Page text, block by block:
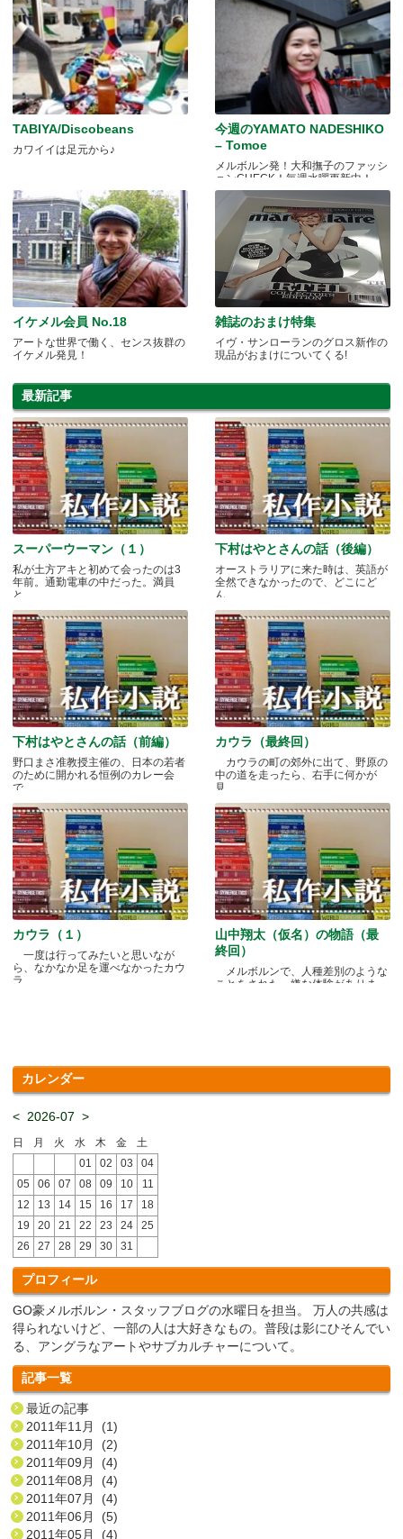
TABIYA/Discobeans
カワイイは足元から♪
今週のYAMATO NADESHIKO
– Tomoe
メルボルン発！大和撫子のファッシ
ョンCHECK！毎週水曜更新中！
イケメル会員 No.18
アートな世界で働く、センス抜群の
イケメル発見！
雑誌のおまけ特集
イヴ・サンローランのグロス新作の
現品がおまけについてくる!
最新記事
スーパーウーマン（１）
私が土方アキと初めて会ったのは3
年前。通勤電車の中だった。満員
と.....
下村はやとさんの話（後編）
オーストラリアに来た時は、英語が
全然できなかったので、どこにど
ん.....
下村はやとさんの話（前編）
野口まさ准教授主催の、日本の若者
のために開かれる恒例のカレー会
で.....
カウラ（最終回）
カウラの町の郊外に出て、野原の
中の道を走ったら、右手に何かが
見.....
カウラ（１）
一度は行ってみたいと思いなが
ら、なかなか足を運べなかったカウ
ラ.....
山中翔太（仮名）の物語（最
終回）
メルボルンで、人種差別のような
ことをされた、嫌な体験がありま
カレンダー
< 2026-07 >
日 月 火 水 木 金
土
01
02 03
04
05
06 07 08 09 10
11
12
13 14 15 16 17
18
19
20 21 22 23 24
25
26
27 28 29 30 31
プロフィール
GO豪メルボルン・スタッフブログの水曜日を担当。 万人の共感は
得られないけど、一部の人は大好きなもの。普段は影にひそんでい
る、アングラなアートやサブカルチャーについて。
記事一覧
最近の記事
2011年11月 (1)
2011年10月 (2)
2011年09月 (4)
2011年08月 (4)
2011年07月 (4)
2011年06月 (5)
2011年05月 (4)